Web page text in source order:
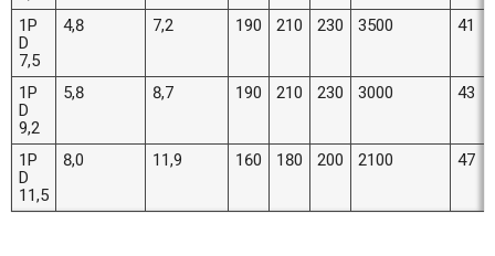
1P
D
7,5
4,8 7,2 190 210 230 3500 41
1P
D
9,2
5,8 8,7 190 210 230 3000 43
1P
D
11,5
8,0 11,9 160 180 200 2100 47